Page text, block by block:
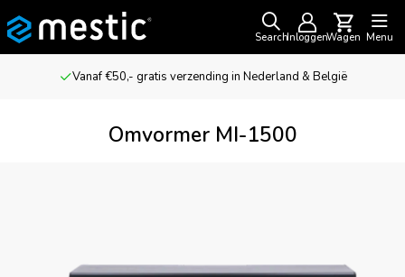
SearchInloggenWagen Menu
Vanaf €50,- gratis verzending in Nederland & België
Omvormer MI-1500